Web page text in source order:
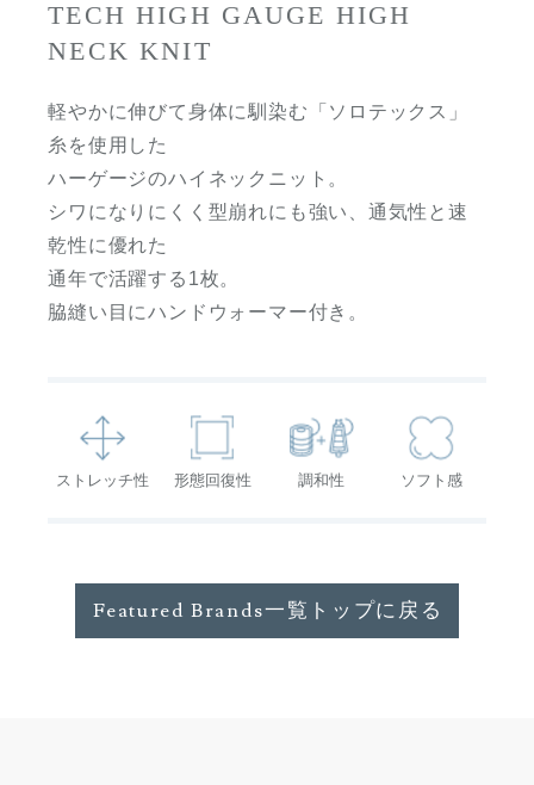
TECH HIGH GAUGE HIGH
NECK KNIT
軽やかに伸びて身体に馴染む「ソロテックス」
糸を使用した
ハーゲージのハイネックニット。
シワになりにくく型崩れにも強い、通気性と速
乾性に優れた
通年で活躍する1枚。
脇縫い目にハンドウォーマー付き。
ストレッチ性 形態回復性 調和性 ソフト感
Featured Brands一覧トップに戻る